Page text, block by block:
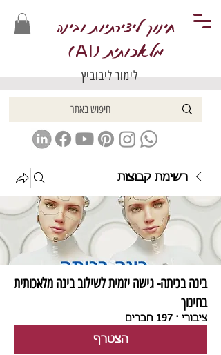
חינוך ליצירתיות ובינה
מלאכותית (AI
)
לימור ליבוביץ
רשימת קבוצות
בינה בכיתה- גישה יזמית לשילוב בינה מלאכותית
בחינוך
ציבורי · 197 חברים
הצטרף